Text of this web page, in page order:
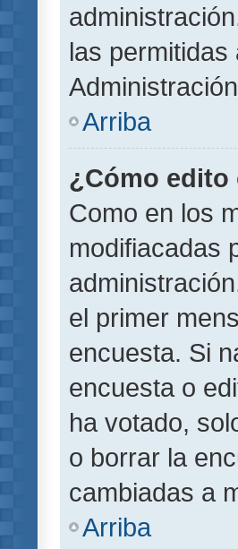
las
Arriba
¿Cómo edito
Como en los
modifiacadas
el primer
encuesta. Si
encuesta o
ha votado,
o borrar la
cambiadas a
Arriba